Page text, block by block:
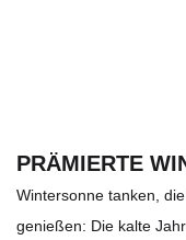
PRÄMIERTE
Wintersonne tanken,
genießen: Die kalte